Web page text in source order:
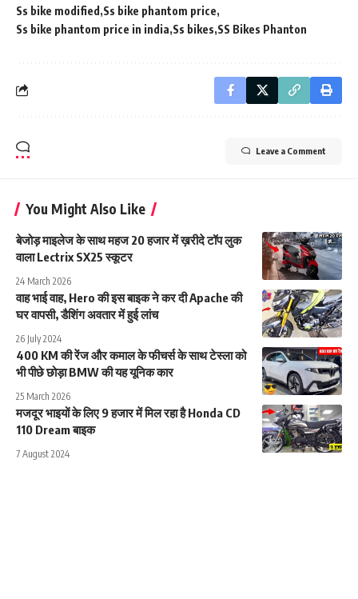
Ss bike modified Ss bike phantom price
Ss bike phantom price in india Ss bikes SS Bikes Phanton
Leave a Comment
You Might Also Like
बेजोड़ माइलेज के साथ महज 20 हजार में ख़रीदे टॉप लुक
वाला Lectrix SX25 स्कूटर
24 March 2026
वाह भाई वाह, Hero की इस बाइक ने कर दी Apache की
घर वापसी, डैशिंग अवतार में हुई लांच
26 July 2024
400 KM की रेंज और कमाल के फीचर्स के साथ टेस्ला को
भी पीछे छोड़ा BMW की यह यूनिक कार
25 March 2026
मजदूर भाइयों के लिए 9 हजार में मिल रहा है Honda CD
110 Dream बाइक
7 August 2024